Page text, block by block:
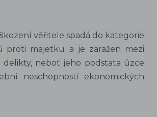
věřitele spadá do kategorie
proti majetku a je zaražen mezi
delikty, neboť jeho podstata úzce
neschopností ekonomických